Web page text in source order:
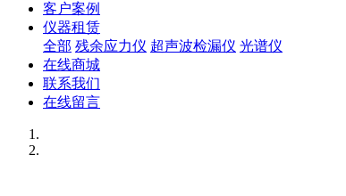
客户案例
仪器租赁
全部 残余应力仪 超声波检漏仪 光谱仪
在线商城
联系我们
在线留言